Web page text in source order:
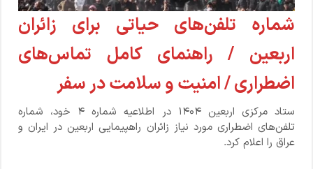
شماره تلفن‌های حیاتی برای زائران
اربعین / راهنمای کامل تماس‌های
اضطراری / امنیت و سلامت در سفر
ستاد مرکزی اربعین ۱۴۰۴ در اطلاعیه شماره ۴ خود، شماره
تلفن‌های اضطراری مورد نیاز زائران راهپیمایی اربعین در ایران و
عراق را اعلام کرد.